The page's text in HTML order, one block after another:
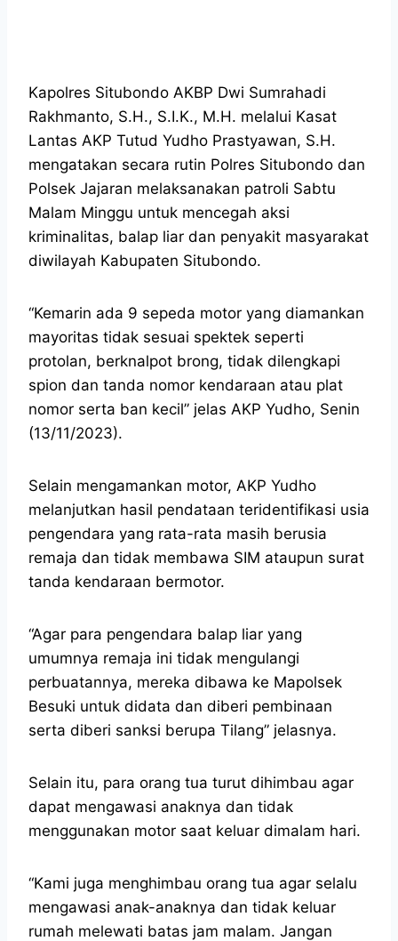
Kapolres Situbondo AKBP Dwi Sumrahadi
Rakhmanto, S.H., S.I.K., M.H. melalui Kasat
Lantas AKP Tutud Yudho Prastyawan, S.H.
mengatakan secara rutin Polres Situbondo dan
Polsek Jajaran melaksanakan patroli Sabtu
Malam Minggu untuk mencegah aksi
kriminalitas, balap liar dan penyakit masyarakat
diwilayah Kabupaten Situbondo.
“Kemarin ada 9 sepeda motor yang diamankan
mayoritas tidak sesuai spektek seperti
protolan, berknalpot brong, tidak dilengkapi
spion dan tanda nomor kendaraan atau plat
nomor serta ban kecil” jelas AKP Yudho, Senin
(13/11/2023).
Selain mengamankan motor, AKP Yudho
melanjutkan hasil pendataan teridentifikasi usia
pengendara yang rata-rata masih berusia
remaja dan tidak membawa SIM ataupun surat
tanda kendaraan bermotor.
“Agar para pengendara balap liar yang
umumnya remaja ini tidak mengulangi
perbuatannya, mereka dibawa ke Mapolsek
Besuki untuk didata dan diberi pembinaan
serta diberi sanksi berupa Tilang” jelasnya.
Selain itu, para orang tua turut dihimbau agar
dapat mengawasi anaknya dan tidak
menggunakan motor saat keluar dimalam hari.
“Kami juga menghimbau orang tua agar selalu
mengawasi anak-anaknya dan tidak keluar
rumah melewati batas jam malam. Jangan